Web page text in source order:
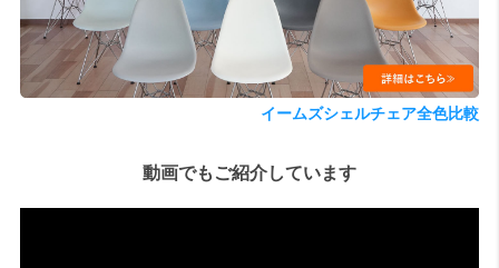
イームズシェルチェア全色比較
動画でもご紹介しています